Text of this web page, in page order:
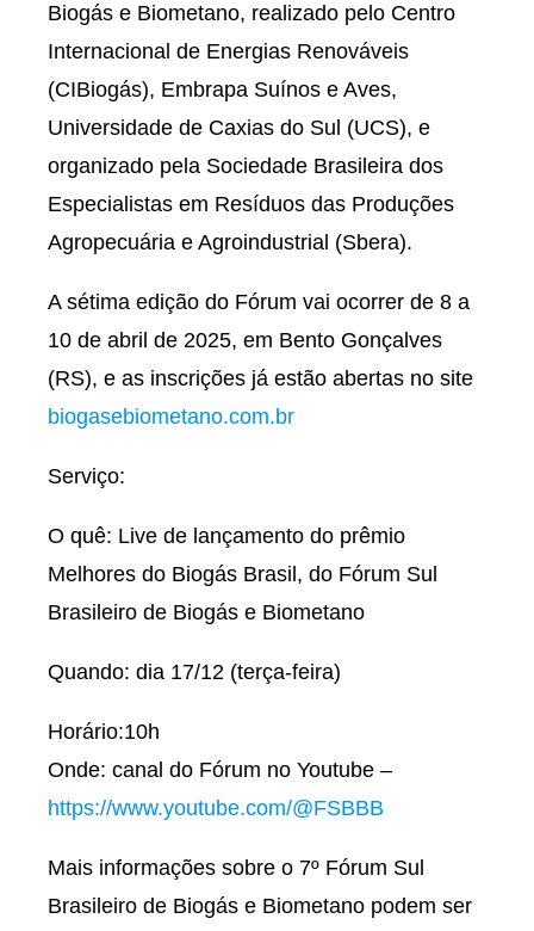
Biogás e Biometano, realizado pelo Centro
Internacional de Energias Renováveis
(CIBiogás), Embrapa Suínos e Aves,
Universidade de Caxias do Sul (UCS), e
organizado pela Sociedade Brasileira dos
Especialistas em Resíduos das Produções
Agropecuária e Agroindustrial (Sbera).
A sétima edição do Fórum vai ocorrer de 8 a
10 de abril de 2025, em Bento Gonçalves
(RS), e as inscrições já estão abertas no site
biogasebiometano.com.br
Serviço:
O quê: Live de lançamento do prêmio
Melhores do Biogás Brasil, do Fórum Sul
Brasileiro de Biogás e Biometano
Quando: dia 17/12 (terça-feira)
Horário:10h
Onde: canal do Fórum no Youtube –
https://www.youtube.com/@FSBBB
Mais informações sobre o 7º Fórum Sul
Brasileiro de Biogás e Biometano podem ser